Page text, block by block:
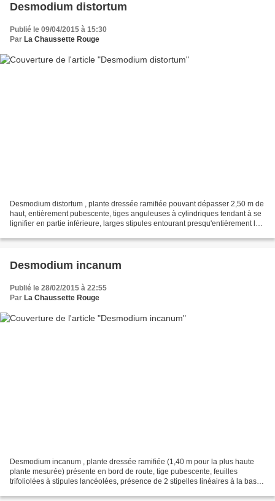
Desmodium distortum
Publié le 09/04/2015 à 15:30
Par La Chaussette Rouge
Desmodium distortum , plante dressée ramifiée pouvant dépasser 2,50 m de
haut, entièrement pubescente, tiges anguleuses à cylindriques tendant à se
lignifier en partie inférieure, larges stipules entourant presqu'entièrement la
Desmodium incanum
Publié le 28/02/2015 à 22:55
Par La Chaussette Rouge
Desmodium incanum , plante dressée ramifiée (1,40 m pour la plus haute
plante mesurée) présente en bord de route, tige pubescente, feuilles
trifoliolées à stipules lancéolées, présence de 2 stipelles linéaires à la base